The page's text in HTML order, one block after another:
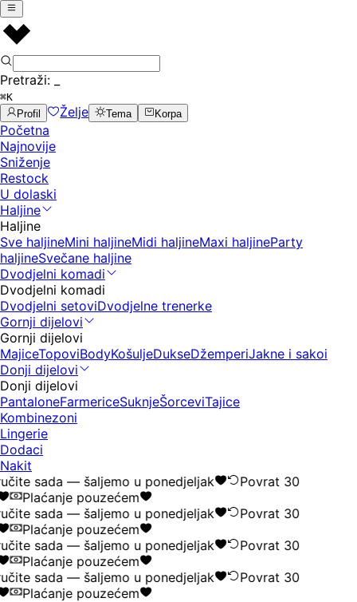
Pretraži:
⌘K
Profil
Želje Tema Korpa
Početna
Najnovije
Sniženje
Restock
U dolaski
Haljine
Haljine
Sve haljineMini haljineMidi haljineMaxi haljineParty
haljineSvečane haljine
Dvodjelni komadi
Dvodjelni komadi
Dvodjelni setoviDvodjelne trenerke
Gornji dijelovi
Gornji dijelovi
MajiceTopoviBodyKošuljeDukseDžemperiJakne i sakoi
Donji dijelovi
Donji dijelovi
PantaloneFarmericeSuknjeŠorceviTajice
Kombinezoni
Lingerie
Dodaci
Nakit
sada — šaljemo u ponedjeljak
Povrat 30
Plaćanje pouzećem
sada — šaljemo u ponedjeljak
Povrat 30
Plaćanje pouzećem
sada — šaljemo u ponedjeljak
Povrat 30
Plaćanje pouzećem
sada — šaljemo u ponedjeljak
Povrat 30
Plaćanje pouzećem